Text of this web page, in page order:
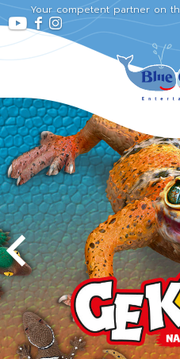
Your competent partner on